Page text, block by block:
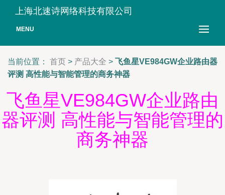
上海北速诗网络科技有限公司
MENU
当前位置： 首页 > 产品大全 > 飞鱼星VE984GW企业路由器
评测 高性能与智能管理的商务神器
飞鱼星VE984GW企业路由
器评测 高性能与智能管理的
商务神器